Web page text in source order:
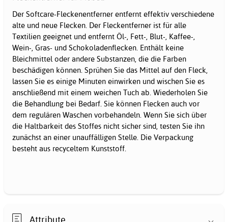
Der Softcare-Fleckenentferner entfernt effektiv verschiedene
alte und neue Flecken. Der Fleckentferner ist für alle
Textilien geeignet und entfernt Öl-, Fett-, Blut-, Kaffee-,
Wein-, Gras- und Schokoladenflecken. Enthält keine
Bleichmittel oder andere Substanzen, die die Farben
beschädigen können. Sprühen Sie das Mittel auf den Fleck,
lassen Sie es einige Minuten einwirken und wischen Sie es
anschließend mit einem weichen Tuch ab. Wiederholen Sie
die Behandlung bei Bedarf. Sie können Flecken auch vor
dem regulären Waschen vorbehandeln. Wenn Sie sich über
die Haltbarkeit des Stoffes nicht sicher sind, testen Sie ihn
zunächst an einer unauffälligen Stelle. Die Verpackung
besteht aus recyceltem Kunststoff.